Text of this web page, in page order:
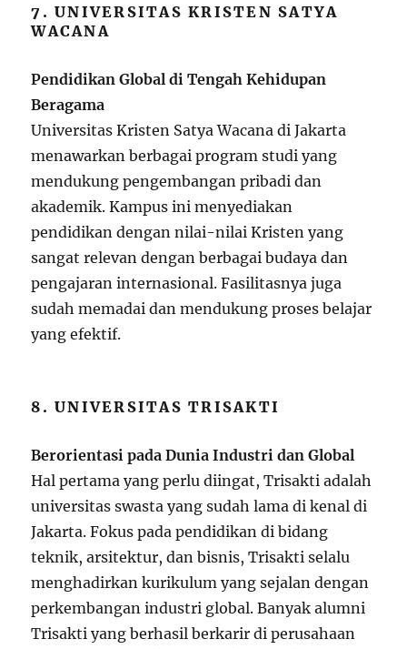
7. UNIVERSITAS KRISTEN SATYA
WACANA
Pendidikan Global di Tengah Kehidupan
Beragama
Universitas Kristen Satya Wacana di Jakarta
menawarkan berbagai program studi yang
mendukung pengembangan pribadi dan
akademik. Kampus ini menyediakan
pendidikan dengan nilai-nilai Kristen yang
sangat relevan dengan berbagai budaya dan
pengajaran internasional. Fasilitasnya juga
sudah memadai dan mendukung proses belajar
yang efektif.
8. UNIVERSITAS TRISAKTI
Berorientasi pada Dunia Industri dan Global
Hal pertama yang perlu diingat, Trisakti adalah
universitas swasta yang sudah lama di kenal di
Jakarta. Fokus pada pendidikan di bidang
teknik, arsitektur, dan bisnis, Trisakti selalu
menghadirkan kurikulum yang sejalan dengan
perkembangan industri global. Banyak alumni
Trisakti yang berhasil berkarir di perusahaan